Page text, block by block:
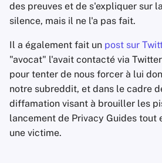
des preuves et de s'expliquer sur
silence, mais il ne l'a pas fait.
Il a également fait un post sur
"avocat" l'avait contacté via
pour tenter de nous forcer à lui
notre subreddit, et dans le cadre
diffamation visant à brouiller les
lancement de Privacy Guides tout
une victime.